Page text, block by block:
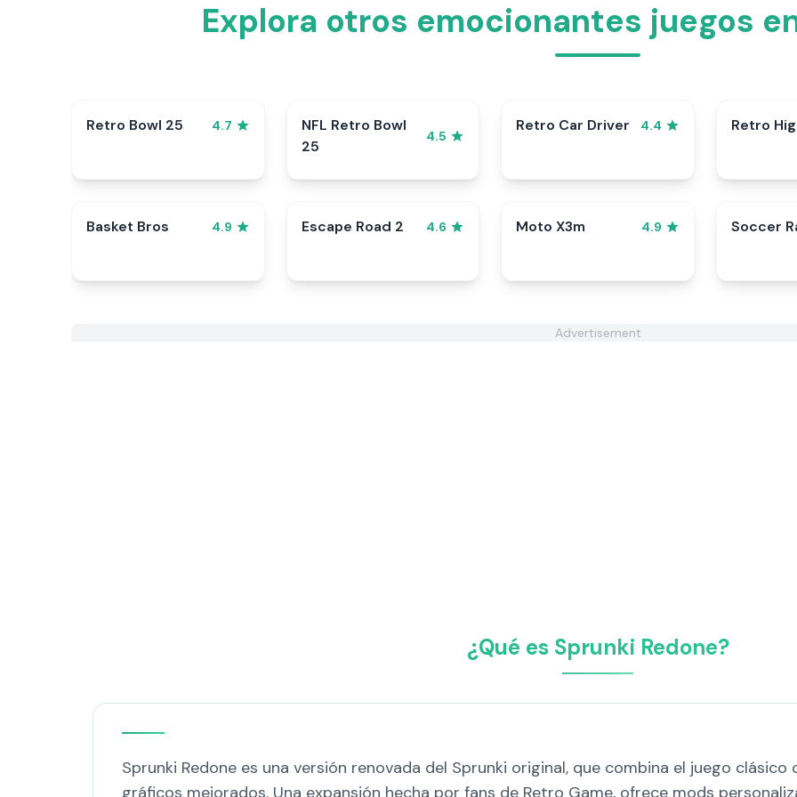
Explora otros emocionantes juegos
Retro Bowl 25 4.7
NFL Retro Bowl
25
4.5
Retro Car Driver 4.4 Retro
Basket Bros 4.9 Escape Road 2 4.6 Moto X3m 4.9 Soccer
Advertisement
¿Qué es Sprunki Redone?
Sprunki Redone es una versión renovada del Sprunki original, que combina el juego
gráficos mejorados. Una expansión hecha por fans de Retro Game, ofrece mods